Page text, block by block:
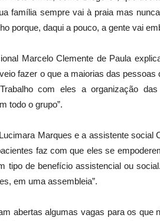
família sempre vai à praia mas
porque, daqui a pouco, a gente vai
Marcelo Clemente de Paula
fazer o que a maiorias das
com eles a organização
todo o grupo”.
Marques e a assistente social
faz com que eles se
tipo de benefício assistencial ou
em uma assembleia”.
abertas algumas vagas para os que